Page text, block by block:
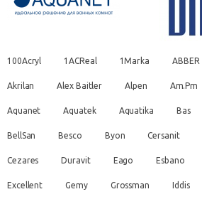
100Acryl 1ACReal 1Marka ABBER
Akrilan Alex Baitler Alpen Am.Pm
Aquanet Aquatek Aquatika Bas
BellSan Besco Byon Cersanit
Cezares Duravit Eago Esbano
Excellent Gemy Grossman Iddis